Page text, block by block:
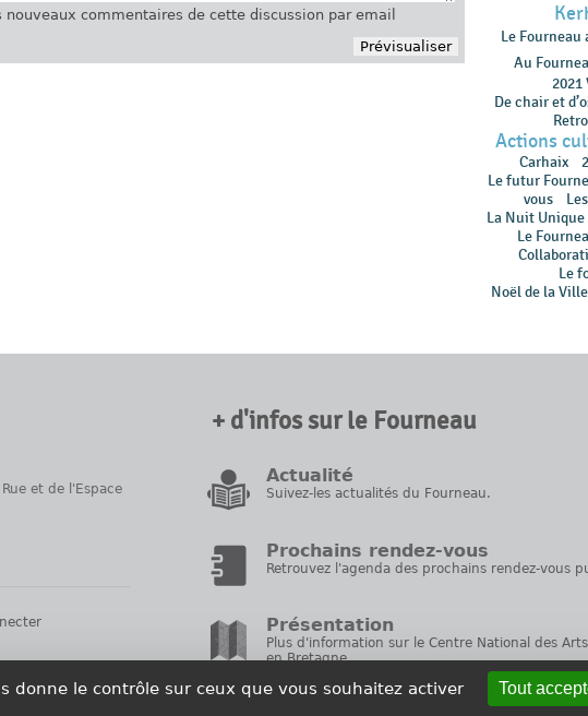
donne le contrôle sur ceux que vous souhaitez activer Tout
nouveaux commentaires de cette discussion par email
Le Fourneau
Au
2021
De chair et
Actions
Carhaix
Le futur
vous
La Nuit Unique
Le
Le
Noël de la
et de l'Espace
+ d'infos sur le Fourneau
Actualité
Suivez-les actualités du Fourneau.
Prochains rendez-vous
Retrouvez l'agenda des prochains rendez-vous
Présentation
Plus d'information sur le Centre National des
en Bretagne.